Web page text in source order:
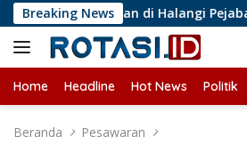
Langsung
ke
konten
Breaking News
Liputan di Halangi Pejabat
Home Headline Hot News Politik
Beranda Pesawaran